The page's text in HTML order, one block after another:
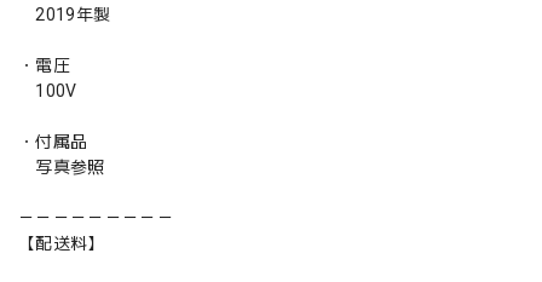
2019年製
・電圧
100V
・付属品
写真参照
－－－－－－－－－
【配送料】